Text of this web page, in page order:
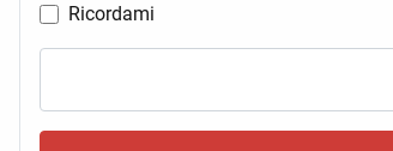
Ricordami